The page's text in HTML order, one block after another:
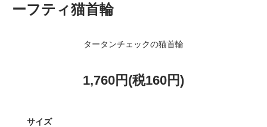
ーフティ猫首輪
タータンチェックの猫首輪
1,760円(税160円)
サイズ